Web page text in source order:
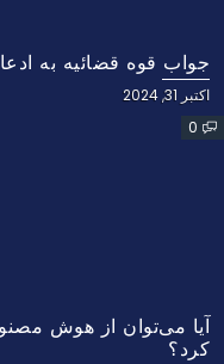
جواب قوه قضائیه به
اکتبر 31, 2024
0
آیا می‌توان از هوش
کرد؟